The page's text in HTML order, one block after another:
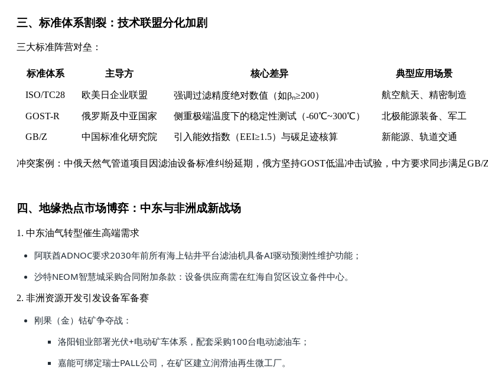
三、标准体系割裂：技术联盟分化加剧
三大标准阵营对垒：
标准体系 主导方 核心差异 典型应用场景
ISO/TC28 欧美日企业联盟 强调过滤精度绝对数值（如βₙ≥200） 航空航天、精密制造
GOST-R 俄罗斯及中亚国家 侧重极端温度下的稳定性测试（-60℃~300℃） 北极能源装备、军工
GB/Z 中国标准化研究院 引入能效指数（EEI≥1.5）与碳足迹核算 新能源、轨道交通
冲突案例：中俄天然气管道项目因滤油设备标准纠纷延期，俄方坚持GOST低温冲击试验，中方要求同步满足GB/
四、地缘热点市场博弈：中东与非洲成新战场
1. 中东油气转型催生高端需求
阿联酋ADNOC要求2030年前所有海上钻井平台滤油机具备AI驱动预测性维护功能；
沙特NEOM智慧城采购合同附加条款：设备供应商需在红海自贸区设立备件中心。
2. 非洲资源开发引发设备军备赛
刚果（金）钴矿争夺战：
洛阳钼业部署光伏+电动矿车体系，配套采购100台电动滤油车；
嘉能可绑定瑞士PALL公司，在矿区建立润滑油再生微工厂。